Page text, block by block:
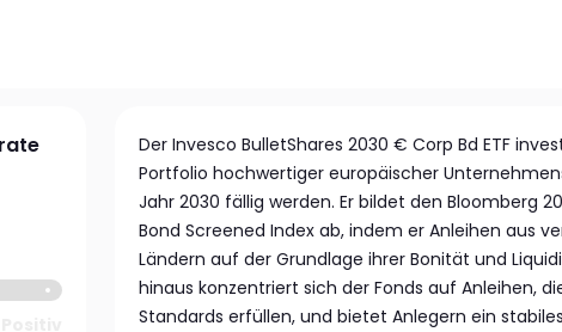
Der Invesco BulletShares 2030 € Corp Bd ETF
Portfolio hochwertiger europäischer
Jahr 2030 fällig werden. Er bildet den Bloomberg
Bond Screened Index ab, indem er Anleihen aus
Ländern auf der Grundlage ihrer Bonität und
hinaus konzentriert sich der Fonds auf Anleihen,
Standards erfüllen, und bietet Anlegern ein